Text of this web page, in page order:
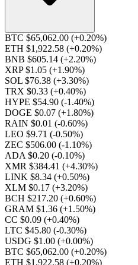
BTC $65,062.00 (+0.20%)
ETH $1,922.58 (+0.20%)
BNB $605.14 (+2.20%)
XRP $1.05 (+1.90%)
SOL $76.38 (+3.30%)
TRX $0.33 (+0.40%)
HYPE $54.90 (-1.40%)
DOGE $0.07 (+1.80%)
RAIN $0.01 (-0.60%)
LEO $9.71 (-0.50%)
ZEC $506.00 (-1.10%)
ADA $0.20 (-0.10%)
XMR $384.41 (+4.30%)
LINK $8.34 (+0.50%)
XLM $0.17 (+3.20%)
BCH $217.20 (+0.60%)
GRAM $1.36 (+1.50%)
CC $0.09 (+0.40%)
LTC $45.80 (-0.30%)
USDG $1.00 (+0.00%)
BTC $65,062.00 (+0.20%)
ETH $1,922.58 (+0.20%)